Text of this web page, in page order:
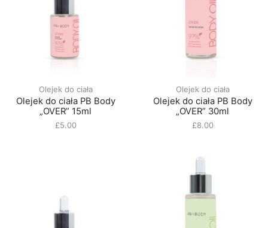
Olejek do ciała
Olejek do ciała PB Body
„OVER” 15ml
£5.00
Olejek do ciała
Olejek do ciała PB Body
„OVER” 30ml
£8.00